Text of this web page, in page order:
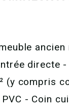
directe
(y compris
- Coin